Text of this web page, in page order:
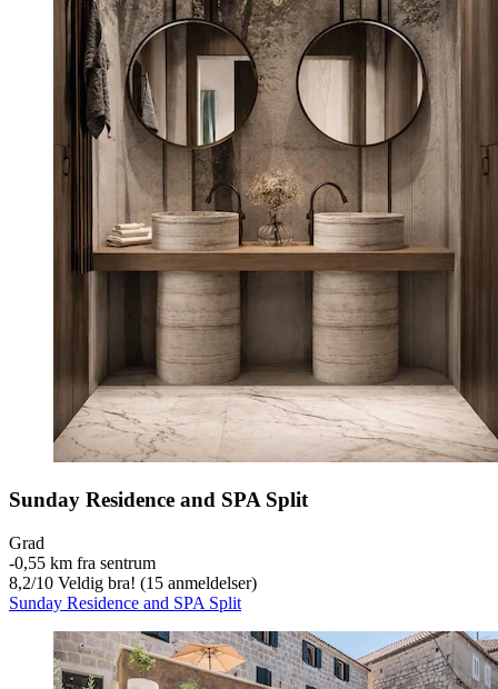
Sunday Residence and SPA Split
Grad
‐0,55 km fra sentrum
8,2/10 Veldig bra! (15 anmeldelser)
Sunday Residence and SPA Split